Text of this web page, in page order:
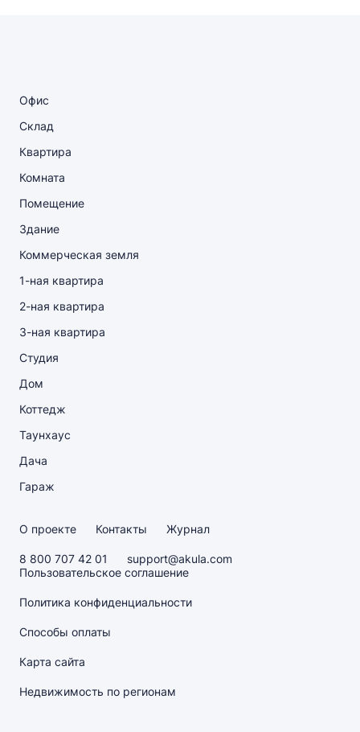
Офис
Склад
Квартира
Комната
Помещение
Здание
Коммерческая земля
1-ная квартира
2-ная квартира
3-ная квартира
Студия
Дом
Коттедж
Таунхаус
Дача
Гараж
О проекте Контакты Журнал
8 800 707 42 01
support@akula.com
Пользовательское соглашение
Политика конфиденциальности
Способы оплаты
Карта сайта
Недвижимость по регионам